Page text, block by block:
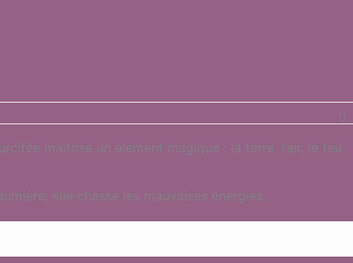
maîtrise un élément magique : la terre, l’air, le feu
elle chasse les mauvaises énergies.